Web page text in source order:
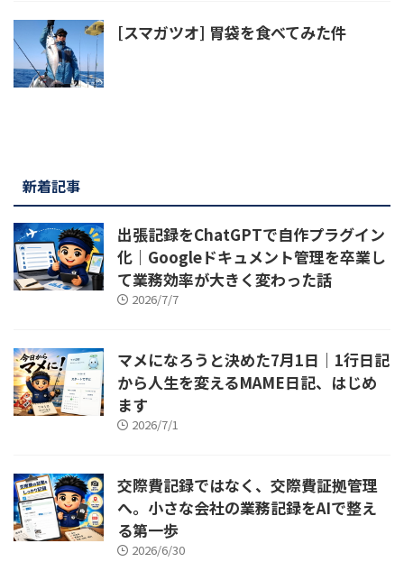
[スマガツオ] 胃袋を食べてみた件
新着記事
出張記録をChatGPTで自作プラグイン
化｜Googleドキュメント管理を卒業し
て業務効率が大きく変わった話
2026/7/7
マメになろうと決めた7月1日｜1行日記
から人生を変えるMAME日記、はじめ
ます
2026/7/1
交際費記録ではなく、交際費証拠管理
へ。小さな会社の業務記録をAIで整え
る第一歩
2026/6/30